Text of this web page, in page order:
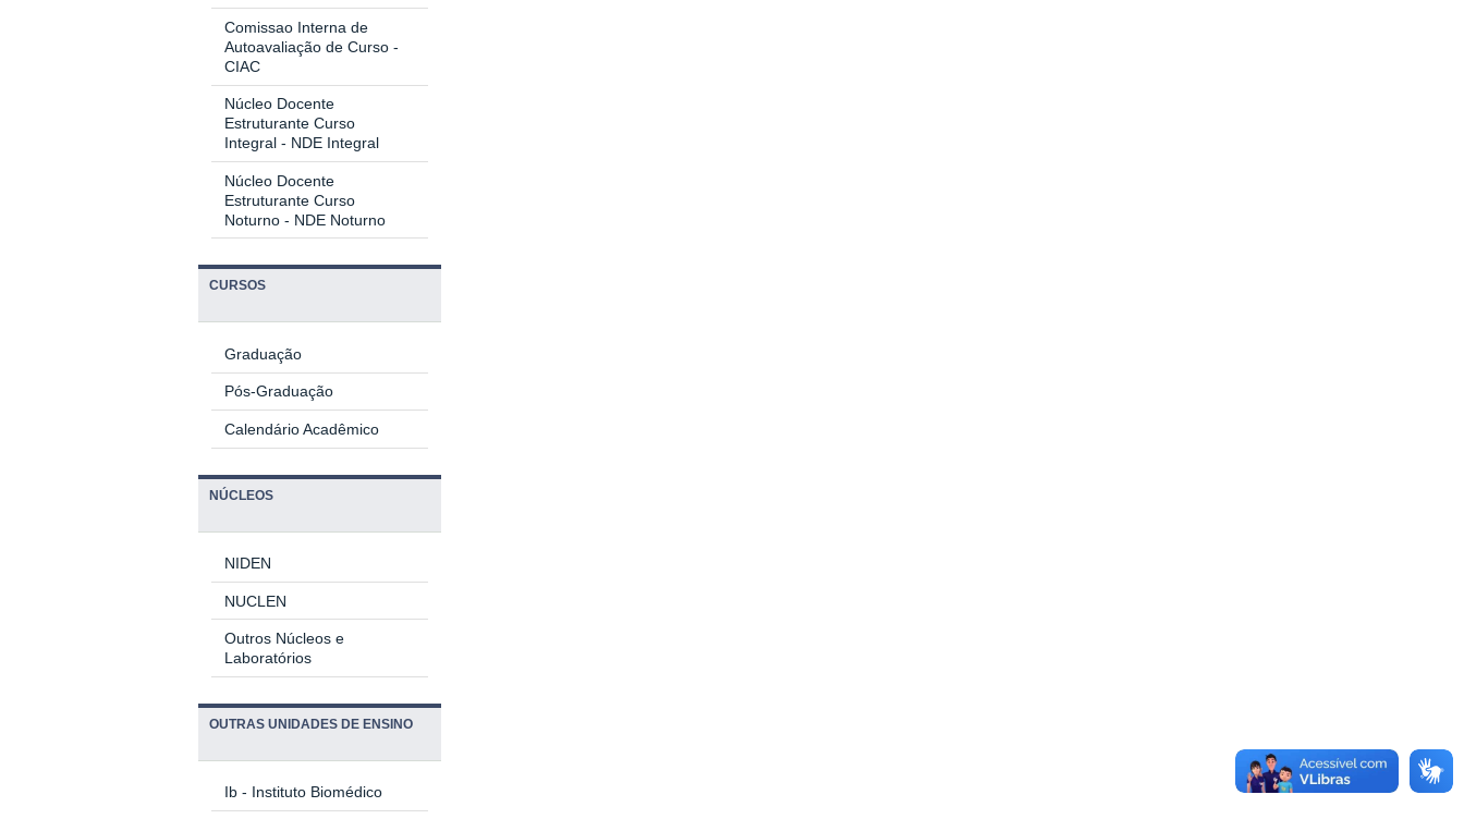
Comissao Interna de
Autoavaliação de Curso -
CIAC
Núcleo Docente
Estruturante Curso
Integral - NDE Integral
Núcleo Docente
Estruturante Curso
Noturno - NDE Noturno
CURSOS
Graduação
Pós-Graduação
Calendário Acadêmico
NÚCLEOS
NIDEN
NUCLEN
Outros Núcleos e
Laboratórios
OUTRAS UNIDADES DE ENSINO
Ib - Instituto Biomédico